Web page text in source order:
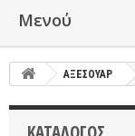
Μενού
ΑΞΕΣΟΥΑΡ